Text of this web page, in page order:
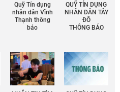
Quỹ Tín dụng
nhân dân Vĩnh
Thạnh thông
báo
QUỸ TÍN DỤNG
NHÂN DÂN TÂY
ĐÔ
THÔNG BÁO